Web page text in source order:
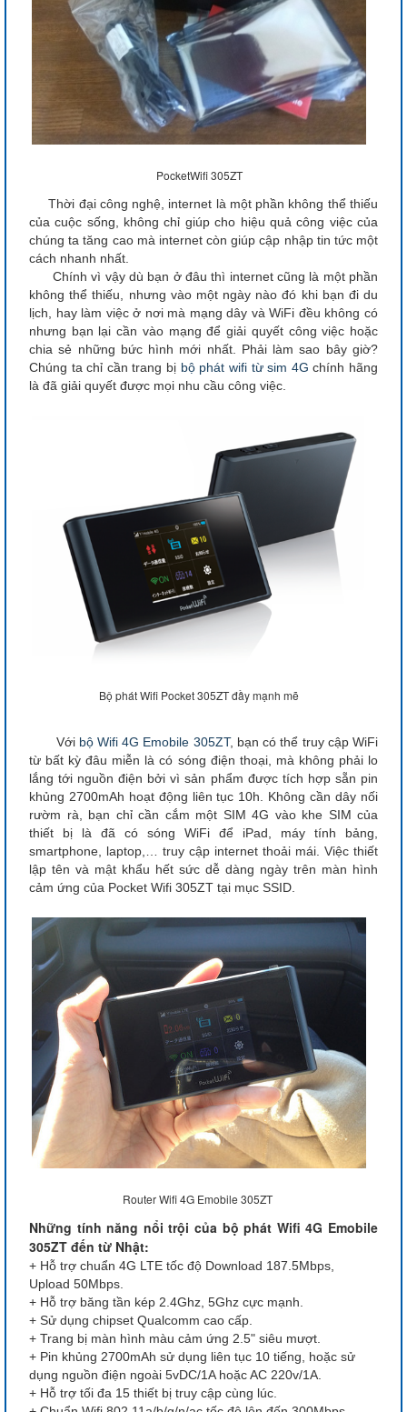
PocketWifi 305ZT
Thời đại công nghệ, internet là một phần không thể thiếu
của cuộc sống, không chỉ giúp cho hiệu quả công việc của
chúng ta tăng cao mà internet còn giúp cập nhập tin tức một
cách nhanh nhất.
Chính vì vậy dù bạn ở đâu thì internet cũng là một phần
không thể thiếu, nhưng vào một ngày nào đó khi bạn đi du
lịch, hay làm việc ở nơi mà mạng dây và WiFi đều không có
nhưng bạn lại cần vào mạng để giải quyết công việc hoặc
chia sẻ những bức hình mới nhất. Phải làm sao bây giờ?
Chúng ta chỉ cần trang bị bộ phát wifi từ sim 4G chính hãng
là đã giải quyết được mọi nhu cầu công việc.
Bộ phát Wifi Pocket 305ZT đầy mạnh mẽ
Với bộ Wifi 4G Emobile 305ZT, bạn có thể truy cập WiFi
từ bất kỳ đâu miễn là có sóng điện thoại, mà không phải lo
lắng tới nguồn điện bởi vì sản phẩm được tích hợp sẵn pin
khủng 2700mAh hoạt động liên tục 10h. Không cần dây nối
rườm rà, bạn chỉ cần cắm một SIM 4G vào khe SIM của
thiết bị là đã có sóng WiFi để iPad, máy tính bảng,
smartphone, laptop,… truy cập internet thoải mái. Việc thiết
lập tên và mật khẩu hết sức dễ dàng ngày trên màn hình
cảm ứng của Pocket Wifi 305ZT tại mục SSID.
Router Wifi 4G Emobile 305ZT
Những tính năng nổi trội của bộ phát Wifi 4G Emobile
305ZT đến từ Nhật:
+ Hỗ trợ chuẩn 4G LTE tốc độ Download 187.5Mbps,
Upload 50Mbps.
+ Hỗ trợ băng tần kép 2.4Ghz, 5Ghz cực mạnh.
+ Sử dụng chipset Qualcomm cao cấp.
+ Trang bị màn hình màu cảm ứng 2.5" siêu mượt.
+ Pin khủng 2700mAh sử dụng liên tục 10 tiếng, hoặc sử
dụng nguồn điện ngoài 5vDC/1A hoặc AC 220v/1A.
+ Hỗ trợ tối đa 15 thiết bị truy cập cùng lúc.